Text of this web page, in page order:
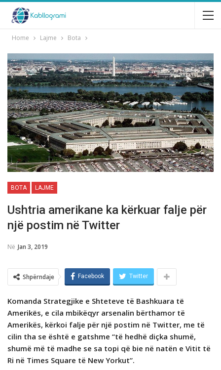
Home Lajme Bota
BOTA LAJME
Ushtria amerikane ka kërkuar falje për
një postim në Twitter
Në Jan 3, 2019
Shpërndaje Facebook Twitter
Komanda Strategjike e Shteteve të Bashkuara tё
Amerikёs, e cila mbikëqyr arsenalin bërthamor të
Amerikës, kërkoi falje për një postim në Twitter, me të
cilin tha se është e gatshme “të hedhë diçka shumë,
shumë më të madhe se sa topi që bie në natën e Vitit të
Ri në Times Square të New Yorkut”.